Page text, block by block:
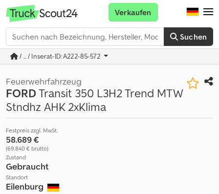
Suchen
Verkaufen
/ ... / Inserat-ID: A222-85-572
Feuerwehrfahrzeug
FORDTransit 350 L3H2 Trend MTW
Stndhz AHK 2xKlima
Festpreis zzgl. MwSt.
58.689 €
(69.840 € brutto)
Zustand
Gebraucht
Standort
Eilenburg